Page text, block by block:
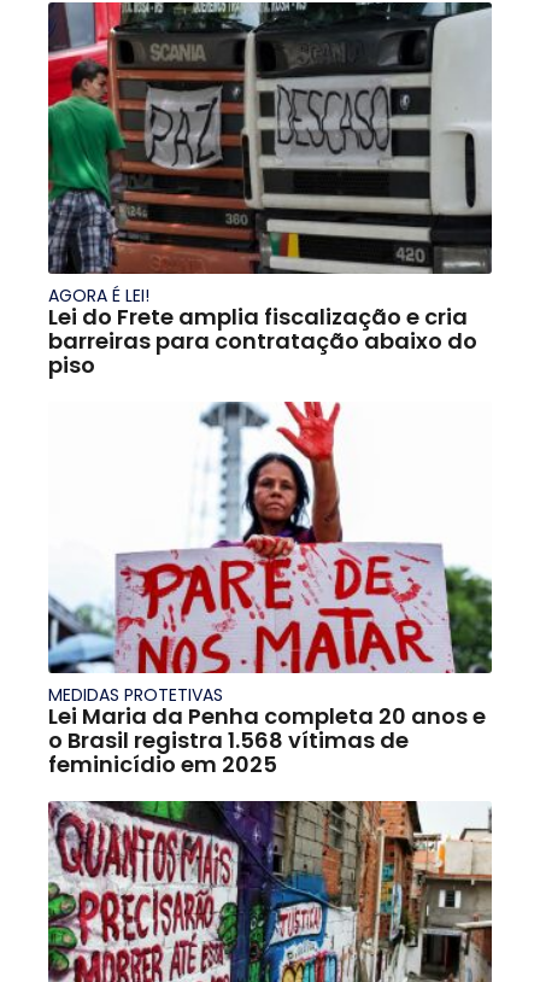
AGORA É LEI!
Lei do Frete amplia fiscalização e cria
barreiras para contratação abaixo do
piso
MEDIDAS PROTETIVAS
Lei Maria da Penha completa 20 anos e
o Brasil registra 1.568 vítimas de
feminicídio em 2025